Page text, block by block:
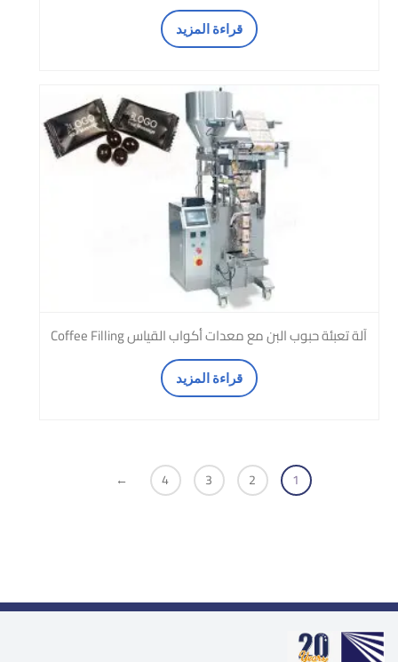
قراءة المزيد
آلة تعبئة حبوب البن مع معدات أكواب القياس Coffee Filling
قراءة المزيد
1
2
3
4
←